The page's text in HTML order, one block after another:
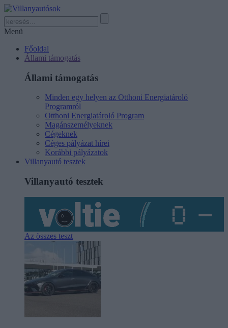
Menü
Főoldal
Állami támogatás
Állami támogatás
Minden egy helyen az Otthoni Energiatároló
Programról
Otthoni Energiatároló Program
Magánszemélyeknek
Cégeknek
Céges pályázat hírei
Korábbi pályázatok
Villanyautó tesztek
Villanyautó tesztek
Az összes teszt